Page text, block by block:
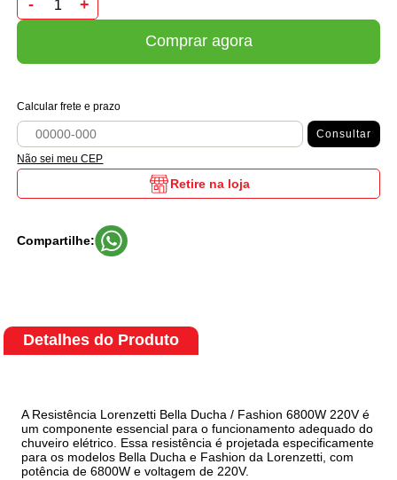
- +
Comprar agora
Calcular frete e prazo
Consultar
Não sei meu CEP
Retire na loja
Compartilhe:
Detalhes do Produto
A Resistência Lorenzetti Bella Ducha / Fashion 6800W 220V é
um componente essencial para o funcionamento adequado do
chuveiro elétrico. Essa resistência é projetada especificamente
para os modelos Bella Ducha e Fashion da Lorenzetti, com
potência de 6800W e voltagem de 220V.